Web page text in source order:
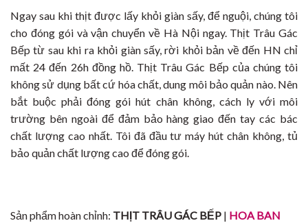
Ngay sau khi thịt được lấy khỏi giàn sấy, để nguội, chúng tôi
cho đóng gói và vận chuyển về Hà Nội ngay. Thịt Trâu Gác
Bếp từ sau khi ra khỏi giàn sấy, rời khỏi bản về đến HN chỉ
mất 24 đến 26h đồng hồ. Thịt Trâu Gác Bếp của chúng tôi
không sử dụng bất cứ hóa chất, dung môi bảo quản nào. Nên
bắt buộc phải đóng gói hút chân không, cách ly với môi
trường bên ngoài để đảm bảo hàng giao đến tay các bác
chất lượng cao nhất. Tôi đã đầu tư máy hút chân không, tủ
bảo quản chất lượng cao để đóng gói.
Sản phẩm hoàn chỉnh: THỊT TRÂU GÁC BẾP | HOA BAN